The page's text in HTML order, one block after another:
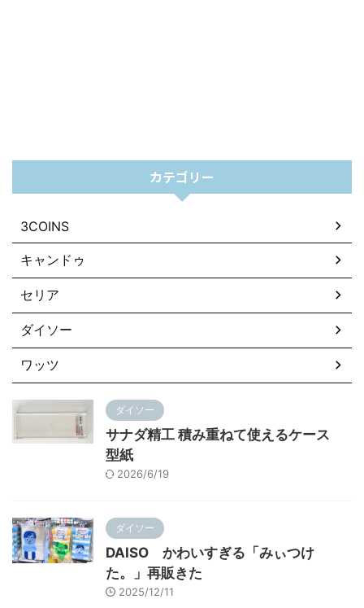
カテゴリー
3COINS
キャンドゥ
セリア
ダイソー
ワッツ
ダイソー
サナダ精工 積み重ねて使えるケース
型紙
2026/6/19
ダイソー
DAISO かわいすぎる「みぃつけ
た。」再販きた
2025/12/11